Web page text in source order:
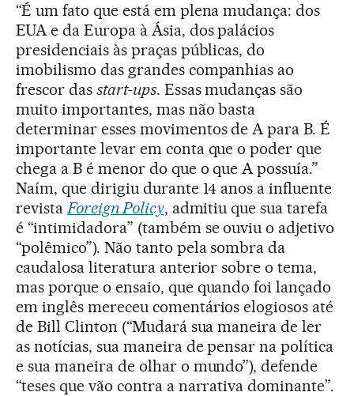
“É um fato que está em plena mudança: dos
EUA e da Europa à Ásia, dos palácios
presidenciais às praças públicas, do
imobilismo das grandes companhias ao
frescor das start-ups. Essas mudanças são
muito importantes, mas não basta
determinar esses movimentos de A para B. É
importante levar em conta que o poder que
chega a B é menor do que o que A possuía.”
Naím, que dirigiu durante 14 anos a influente
revistaForeign Policy, admitiu que sua tarefa
é “intimidadora” (também se ouviu o adjetivo
“polêmico”). Não tanto pela sombra da
caudalosa literatura anterior sobre o tema,
mas porque o ensaio, que quando foi lançado
em inglês mereceu comentários elogiosos até
de Bill Clinton (“Mudará sua maneira de ler
as notícias, sua maneira de pensar na política
e sua maneira de olhar o mundo”), defende
“teses que vão contra a narrativa dominante”.